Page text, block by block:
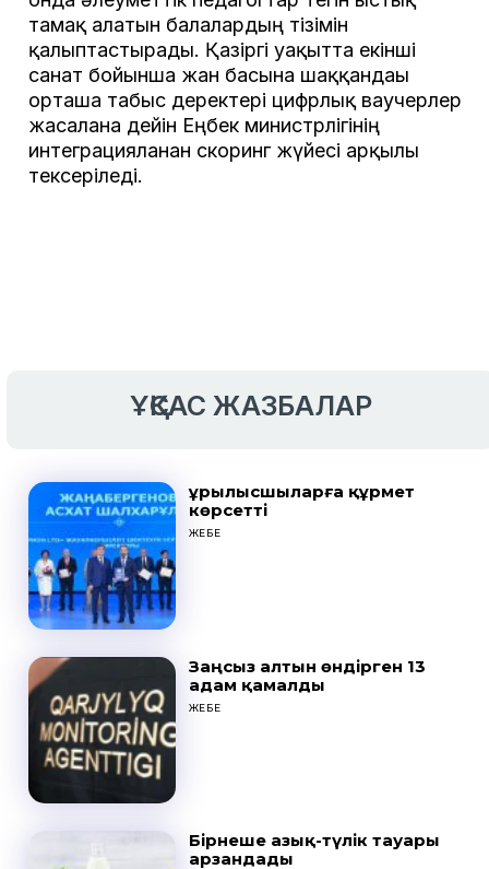
тамақ алатын балалардың тізімін
қалыптастырады. Қазіргі уақытта екінші
санат бойынша жан басына шаққандағы
орташа табыс деректері цифрлық ваучерлер
жасалғанға дейін Еңбек министрлігінің
интеграцияланған скоринг жүйесі арқылы
тексеріледі.
ҰҚСАС ЖАЗБАЛАР
Құрылысшыларға құрмет
көрсетті
ЖЕБЕ
Заңсыз алтын өндірген 13
адам қамалды
ЖЕБЕ
Бірнеше азық-түлік тауары
арзандады